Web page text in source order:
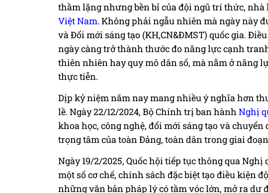
thầm lặng nhưng bền bỉ của đội ngũ trí thức, nhà
Việt Nam. Không phải ngẫu nhiên mà ngày này
và Đổi mới sáng tạo (KH,CN&ĐMST) quốc gia.
ngày càng trở thành thước đo năng lực cạnh
thiên nhiên hay quy mô dân số, mà nằm ở năng
thực tiễn.
Dịp kỷ niệm năm nay mang nhiều ý nghĩa hơn
lề. Ngày 22/12/2024, Bộ Chính trị ban hành Nghị
khoa học, công nghệ, đổi mới sáng tạo và
trọng tâm của toàn Đảng, toàn dân trong giai
Ngày 19/2/2025, Quốc hội tiếp tục thông qua Nghị
một số cơ chế, chính sách đặc biệt tạo điều kiện
những văn bản pháp lý có tầm vóc lớn, mở ra dư